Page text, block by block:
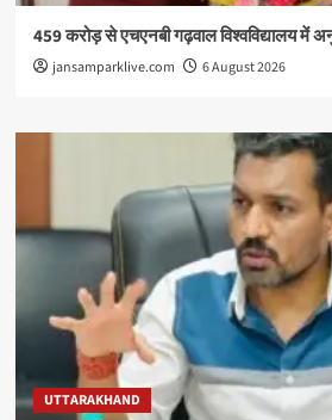
459 करोड़ से एचएनबी गढ़वाल विश्वविद्यालय में
jansamparklive.com 6 August 2026
UTTARAKHAND